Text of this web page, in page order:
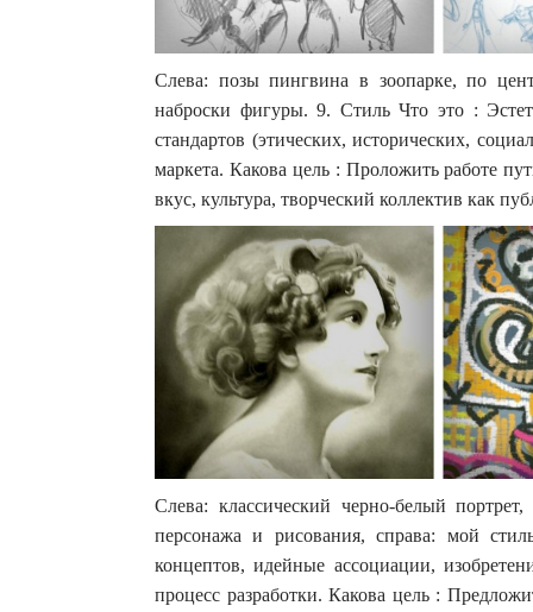
Слева: позы пингвина в зоопарке, по
наброски фигуры. 9. Стиль Что это :
стандартов (этических, исторических,
маркета. Какова цель : Проложить работе
вкус, культура, творческий коллектив как
Слева: классический черно-белый
персонажа и рисования, справа: мой
концептов, идейные ассоциации,
процесс разработки. Какова цель :